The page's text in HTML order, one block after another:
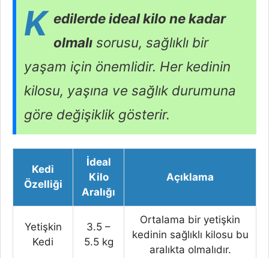
K edilerde ideal kilo ne kadar
olmalı sorusu, sağlıklı bir
yaşam için önemlidir. Her kedinin
kilosu, yaşına ve sağlık durumuna
göre değişiklik gösterir.
Kedi
Özelliği
İdeal
Kilo
Aralığı
Açıklama
Yetişkin
Kedi
3.5 –
5.5 kg
Ortalama bir yetişkin
kedinin sağlıklı kilosu bu
aralıkta olmalıdır.